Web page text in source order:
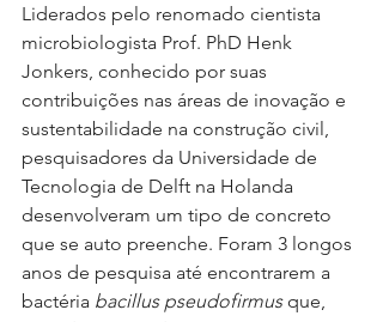
Liderados pelo renomado cientista
microbiologista Prof. PhD Henk
Jonkers, conhecido por suas
contribuições nas áreas de inovação e
sustentabilidade na construção civil,
pesquisadores da Universidade de
Tecnologia de Delft na Holanda
desenvolveram um tipo de concreto
que se auto preenche. Foram 3 longos
anos de pesquisa até encontrarem a
bactéria bacillus pseudofirmus que,